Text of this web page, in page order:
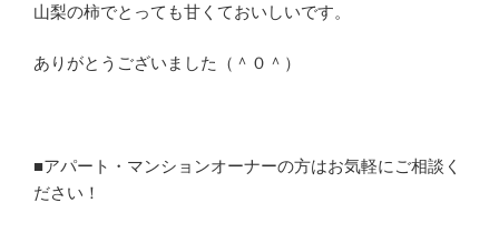
山梨の柿でとっても甘くておいしいです。
ありがとうございました（＾０＾）
■アパート・マンションオーナーの方はお気軽にご相談く
ださい！